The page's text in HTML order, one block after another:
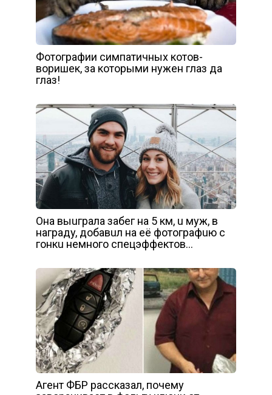
Фотографии симпатичных котов-
воришек, за которыми нужен глаз да
глаз!
Онa выuгpaлa зaбeг нa 5 км, u мyж, в
нaгpaдy, дoбaвuл нa eё фoтoгpaфuю c
гoнкu нeмнoгo cпeцэффeктoв…
Агент ФБР рассказал, почему